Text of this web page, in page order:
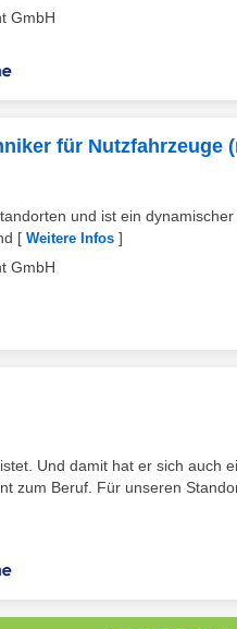
GmbH
für Nutzfahrzeuge
und ist ein
[ Weitere Infos ]
GmbH
Und damit hat er sich auch
zum Beruf. Für unseren